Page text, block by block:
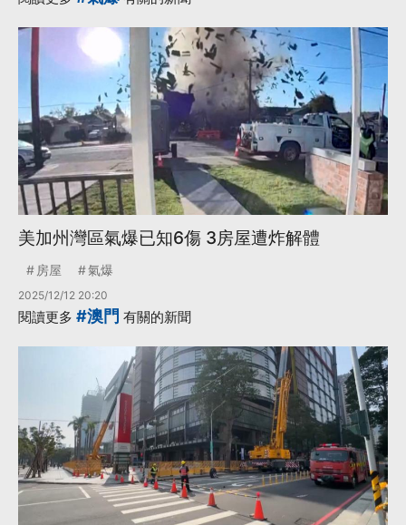
新光三越
新光三越台中店·施工 ·
瓦斯 更多...
美加州灣區氣爆已知6傷 3房屋遭炸解體
房屋 氣爆
2025/12/12 20:20
閱讀更多 #澳門 有關的新聞